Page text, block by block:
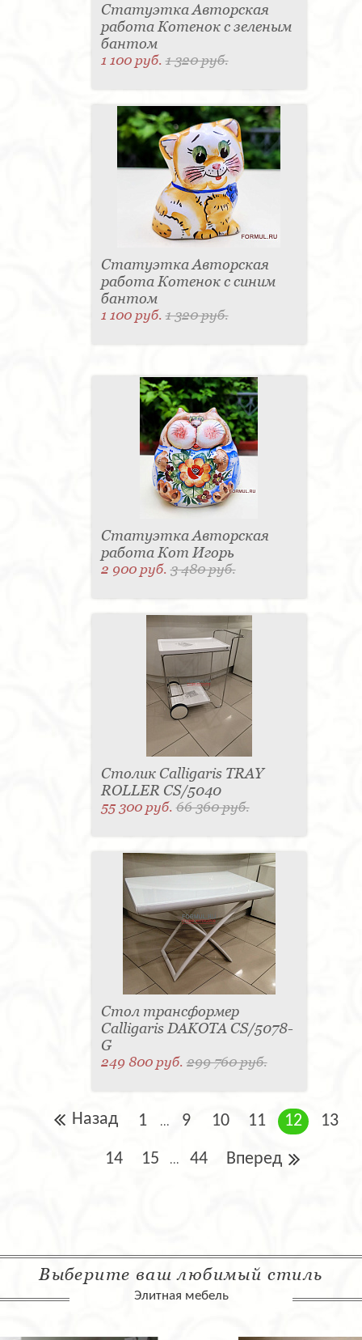
Статуэтка Авторская
работа Котенок с зеленым
бантом
1 100 руб.1 320 руб.
Статуэтка Авторская
работа Котенок с синим
бантом
1 100 руб.1 320 руб.
Статуэтка Авторская
работа Кот Игорь
2 900 руб.3 480 руб.
Столик Calligaris TRAY
ROLLER CS/5040
55 300 руб.66 360 руб.
Стол трансформер
Calligaris DAKOTA CS/5078-
G
249 800 руб.299 760 руб.
Назад 1 ... 9 10 11 12 13
14 15 ... 44 Вперед
Выберите ваш любимый стиль
Элитная мебель